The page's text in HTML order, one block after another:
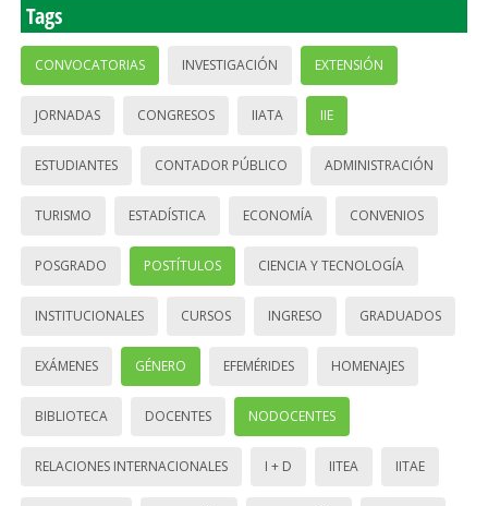
Tags
CONVOCATORIAS INVESTIGACIÓN EXTENSIÓN
JORNADAS CONGRESOS IIATA IIE
ESTUDIANTES CONTADOR PÚBLICO ADMINISTRACIÓN
TURISMO ESTADÍSTICA ECONOMÍA CONVENIOS
POSGRADO POSTÍTULOS CIENCIA Y TECNOLOGÍA
INSTITUCIONALES CURSOS INGRESO GRADUADOS
EXÁMENES GÉNERO EFEMÉRIDES HOMENAJES
BIBLIOTECA DOCENTES NODOCENTES
RELACIONES INTERNACIONALES I + D IITEA IITAE